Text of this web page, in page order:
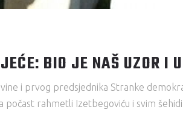
BIO JE NAŠ UZOR I
i prvog predsjednika Stranke
počast rahmetli Izetbegoviću i svim